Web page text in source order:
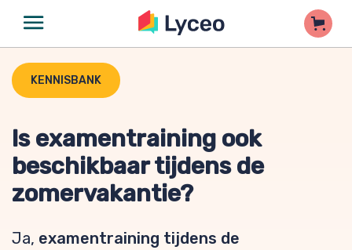
KENNISBANK
Is examentraining ook
beschikbaar tijdens de
zomervakantie?
Ja, examentraining tijdens de